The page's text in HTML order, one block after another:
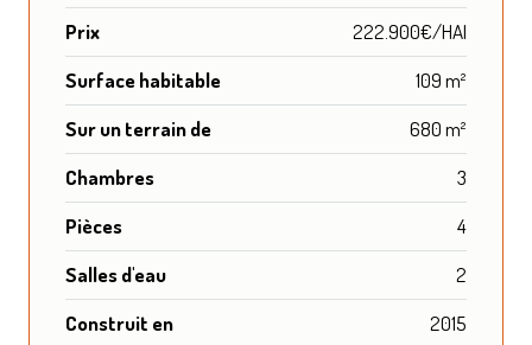
Prix
222.900€/HAI
Surface habitable
109 m²
Sur un terrain de
680 m²
Chambres
3
Pièces
4
Salles d'eau
2
Construit en
2015